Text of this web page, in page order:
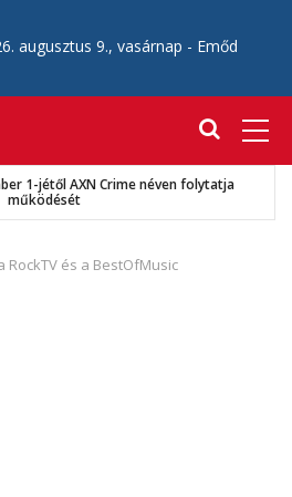
augusztus 9., vasárnap - Emőd
1-jétől AXN Crime néven folytatja
működését
RockTV és a BestOfMusic